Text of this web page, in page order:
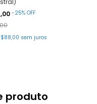
-25%OFF
sem juros
produto